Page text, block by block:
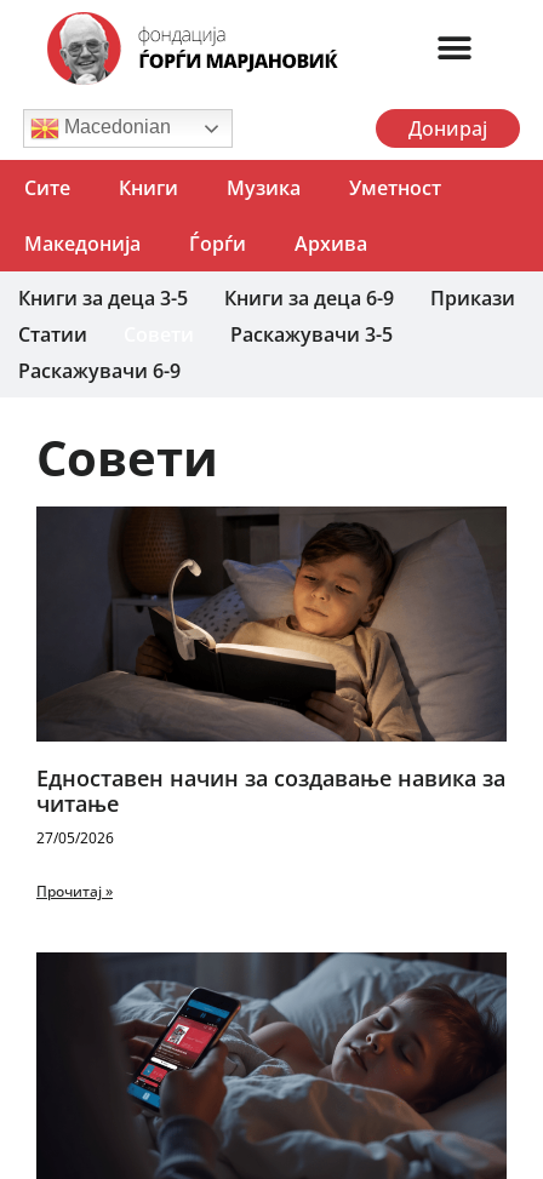
Macedonian Донирај
Сите Книги Музика Уметност
Македонија Ѓорѓи Архива
Книги за деца 3-5 Книги за деца 6-9
Прикази
Статии
Раскажувачи 3-5
Раскажувачи 6-9
Совети
Едноставен начин за создавање навика за
читање
27/05/2026
Прочитај »